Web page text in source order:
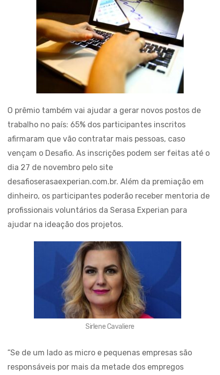
O prêmio também vai ajudar a gerar novos postos de
trabalho no país: 65% dos participantes inscritos
afirmaram que vão contratar mais pessoas, caso
vençam o Desafio. As inscrições podem ser feitas até o
dia 27 de novembro pelo site
desafioserasaexperian.com.br. Além da premiação em
dinheiro, os participantes poderão receber mentoria de
profissionais voluntários da Serasa Experian para
ajudar na ideação dos projetos.
Sirlene Cavaliere
“Se de um lado as micro e pequenas empresas são
responsáveis por mais da metade dos empregos